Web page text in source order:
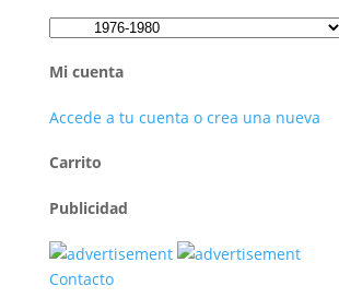
3,50€.1,00€.
Mi cuenta
Accede a tu cuenta o crea una nueva
Carrito
Publicidad
Contacto